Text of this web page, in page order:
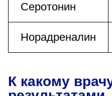
Серотонин
Норадреналин
К какому